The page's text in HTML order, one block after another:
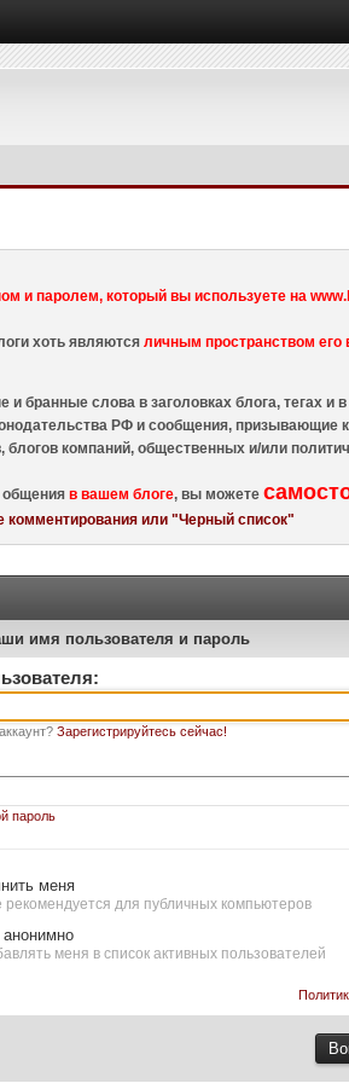
и паролем, который вы используете на
хоть являютсяличным пространством его
бранные слова в заголовках блога, тегах и
РФ и сообщения, призывающие
компаний, общественных и/или
общенияв вашем блоге, вы можете
комментирования или "Черный список"
имя пользователя и пароль
Зарегистрируйтесь сейчас!
пароль
меня
рекомендуется для публичных компьютеров
анонимно
меня в список активных пользователей